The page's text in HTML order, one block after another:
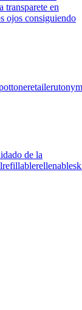
retailer
de la
refillablerellenable